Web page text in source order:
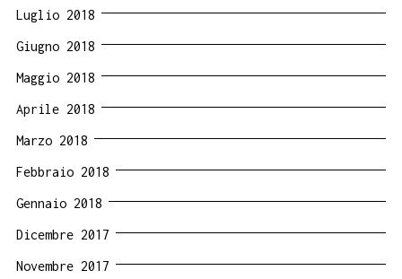
Luglio 2018
Giugno 2018
Maggio 2018
Aprile 2018
Marzo 2018
Febbraio 2018
Gennaio 2018
Dicembre 2017
Novembre 2017